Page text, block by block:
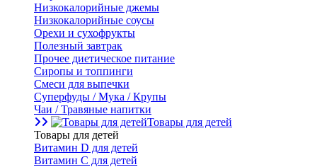
Низкокалорийные джемы
Низкокалорийные соусы
Орехи и сухофрукты
Полезный завтрак
Прочее диетическое питание
Сиропы и топпинги
Смеси для выпечки
Суперфуды / Мука / Крупы
Чаи / Травяные напитки
Товары для детей
Товары для детей
Витамин D для детей
Витамин С для детей